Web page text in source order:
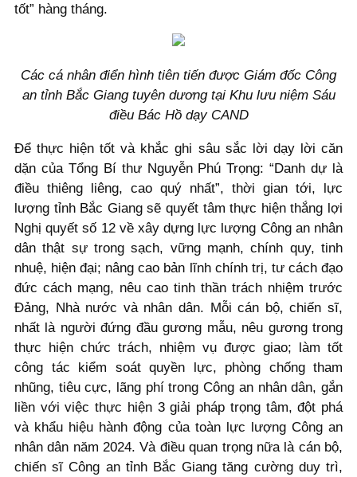
tốt” hàng tháng.
Các cá nhân điển hình tiên tiến được Giám đốc Công
an tỉnh Bắc Giang tuyên dương tại Khu lưu niệm Sáu
điều Bác Hồ dạy CAND
Để thực hiện tốt và khắc ghi sâu sắc lời dạy lời căn
dặn của Tổng Bí thư Nguyễn Phú Trọng: “Danh dự là
điều thiêng liêng, cao quý nhất”, thời gian tới, lực
lượng tỉnh Bắc Giang sẽ quyết tâm thực hiện thắng lợi
Nghị quyết số 12 về xây dựng lực lượng Công an nhân
dân thật sự trong sạch, vững mạnh, chính quy, tinh
nhuệ, hiện đại; nâng cao bản lĩnh chính trị, tư cách đạo
đức cách mạng, nêu cao tinh thần trách nhiệm trước
Đảng, Nhà nước và nhân dân. Mỗi cán bộ, chiến sĩ,
nhất là người đứng đầu gương mẫu, nêu gương trong
thực hiện chức trách, nhiệm vụ được giao; làm tốt
công tác kiểm soát quyền lực, phòng chống tham
nhũng, tiêu cực, lãng phí trong Công an nhân dân, gắn
liền với việc thực hiện 3 giải pháp trọng tâm, đột phá
và khẩu hiệu hành động của toàn lực lượng Công an
nhân dân năm 2024. Và điều quan trọng nữa là cán bộ,
chiến sĩ Công an tỉnh Bắc Giang tăng cường duy trì,